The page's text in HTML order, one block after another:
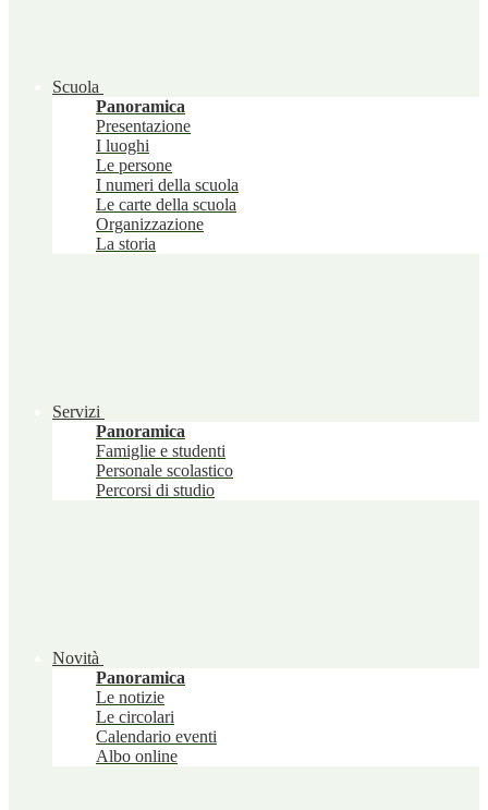
Scuola
Panoramica
Presentazione
I luoghi
Le persone
I numeri della scuola
Le carte della scuola
Organizzazione
La storia
Servizi
Panoramica
Famiglie e studenti
Personale scolastico
Percorsi di studio
Novità
Panoramica
Le notizie
Le circolari
Calendario eventi
Albo online